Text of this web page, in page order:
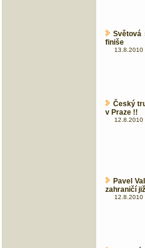
Světová
finiše
13.8.2010
Český
v Praze !!
12.8.2010
Pavel
zahraničí
12.8.2010